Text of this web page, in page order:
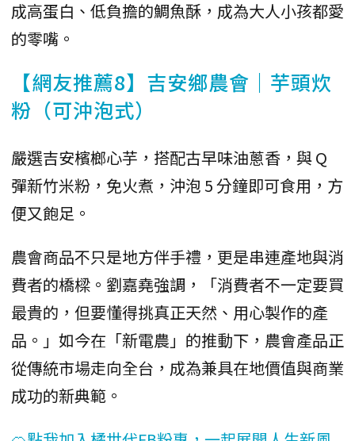
成高蛋白、低負擔的鯛魚酥，成為大人小孩都愛
的零嘴。
【網友推薦8】吉安鄉農會｜芋頭炊
粉（可沖泡式）
嚴選吉安檳榔心芋，搭配古早味油蔥香，與 Q
彈新竹米粉，免火煮，沖泡 5 分鐘即可食用，方
便又飽足。
農會商品不只是地方伴手禮，更是串連產地與消
費者的橋樑。劉嘉堯強調，「消費者不一定要買
最貴的，但要懂得挑真正天然、用心製作的產
品。」如今在「新電農」的推動下，農會產品正
從傳統市場走向全台，成為兼具在地價值與商業
成功的新典範。